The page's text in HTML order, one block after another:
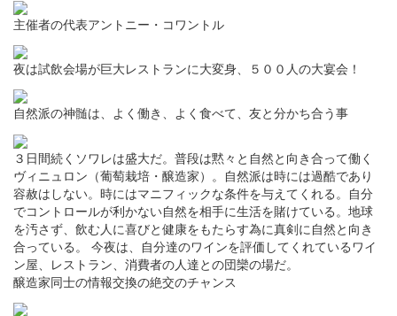
主催者の代表アントニー・コワントル
夜は試飲会場が巨大レストランに大変身、５００人の大宴会！
自然派の神髄は、よく働き、よく食べて、友と分かち合う事
３日間続くソワレは盛大だ。普段は黙々と自然と向き合って働く
ヴィニュロン（葡萄栽培・醸造家）。自然派は時には過酷であり
容赦はしない。時にはマニフィックな条件を与えてくれる。自分
でコントロールが利かない自然を相手に生活を賭けている。地球
を汚さず、飲む人に喜びと健康をもたらす為に真剣に自然と向き
合っている。 今夜は、自分達のワインを評価してくれているワイ
ン屋、レストラン、消費者の人達との団欒の場だ。
醸造家同士の情報交換の絶交のチャンス